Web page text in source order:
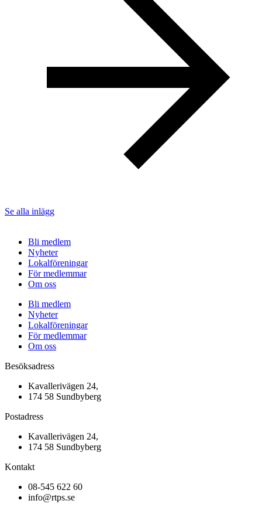
Se alla inlägg
Bli medlem
Nyheter
Lokalföreningar
För medlemmar
Om oss
Bli medlem
Nyheter
Lokalföreningar
För medlemmar
Om oss
Besöksadress
Kavallerivägen 24,
174 58 Sundbyberg
Postadress
Kavallerivägen 24,
174 58 Sundbyberg
Kontakt
08-545 622 60
info@rtps.se